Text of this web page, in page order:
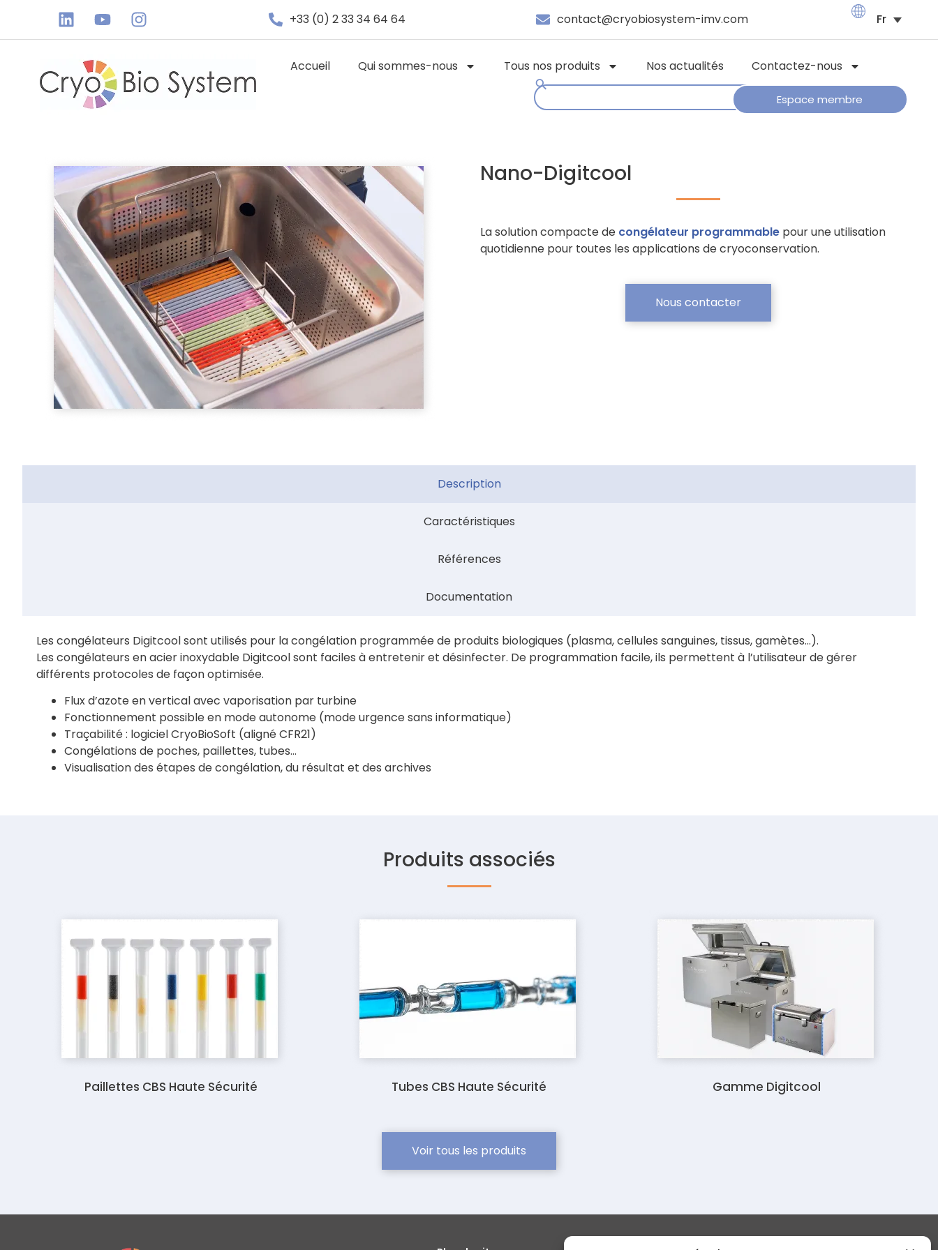
+33 (0) 2 33 34 64 64 contact@cryobiosystem-imv.com
Accueil Qui sommes-nous Tous nos produits Nos actualités Contactez-nous
Espace membre
Nano-Digitcool
La solution compacte de congélateur programmable pour une utilisation
quotidienne pour toutes les applications de cryoconservation.
Nous contacter
Description
Caractéristiques
Références
Documentation
Les congélateurs Digitcool sont utilisés pour la congélation programmée de produits biologiques (plasma, cellules sanguines, tissus, gamètes…).
Les congélateurs en acier inoxydable Digitcool sont faciles à entretenir et désinfecter. De programmation facile, ils permettent à l’utilisateur de gérer
différents protocoles de façon optimisée.
Flux d’azote en vertical avec vaporisation par turbine
Fonctionnement possible en mode autonome (mode urgence sans informatique)
Traçabilité : logiciel CryoBioSoft (aligné CFR21)
Congélations de poches, paillettes, tubes…
Visualisation des étapes de congélation, du résultat et des archives
Produits associés
Paillettes CBS Haute Sécurité Tubes CBS Haute Sécurité Gamme Digitcool
Voir tous les produits